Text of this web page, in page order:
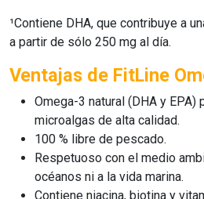
¹Contiene DHA, que contribuye a
a partir de sólo 250 mg al día.
Ventajas de FitLine
Omega-3 natural (DHA y EPA)
microalgas de alta calidad.
100 % libre de pescado.
Respetuoso con el medio
océanos ni a la vida marina.
Contiene niacina, biotina y